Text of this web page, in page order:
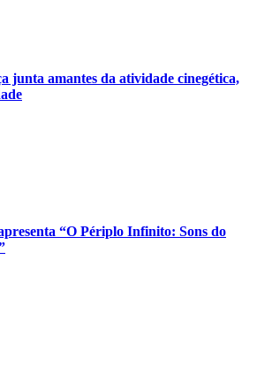
junta amantes da atividade cinegética,
“O Périplo Infinito: Sons do